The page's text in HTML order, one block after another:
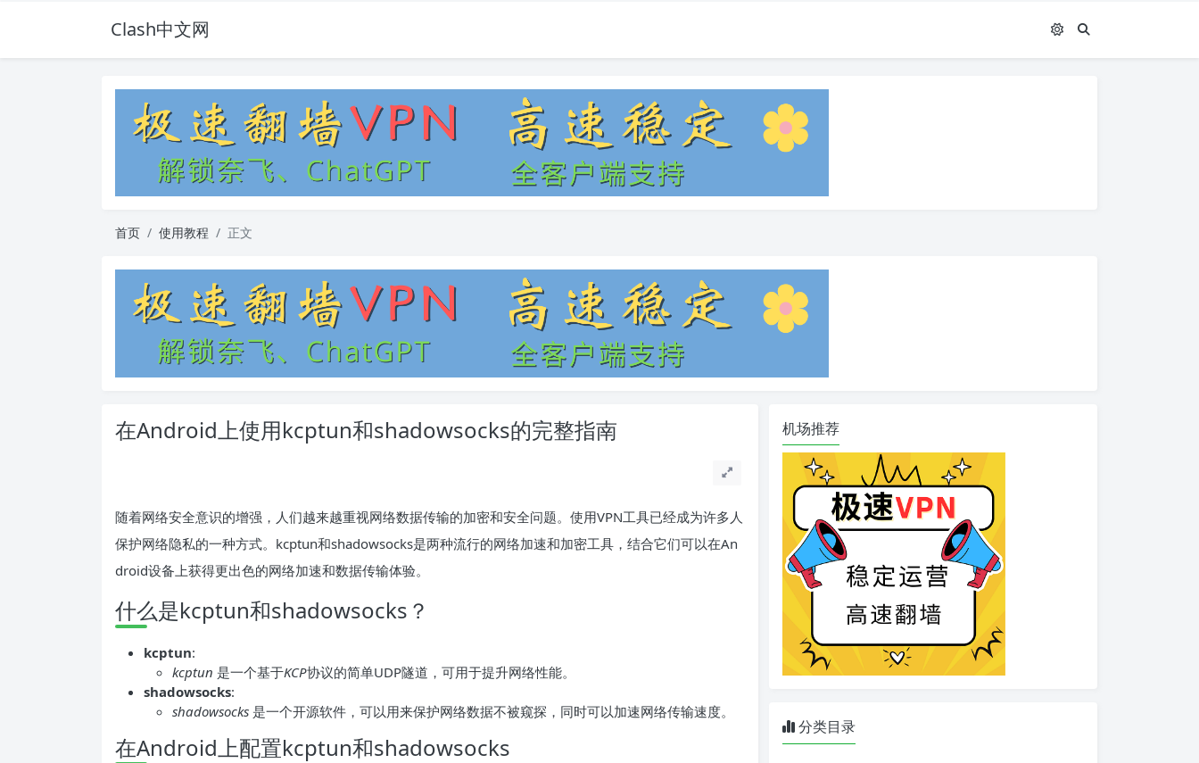
Clash中文网
首页 使用教程 正文
在Android上使用kcptun和shadowsocks的完整指南
随着网络安全意识的增强，人们越来越重视网络数据传输的加密和安全问题。使用VPN工具已经成为许多人
保护网络隐私的一种方式。kcptun和shadowsocks是两种流行的网络加速和加密工具，结合它们可以在An
droid设备上获得更出色的网络加速和数据传输体验。
什么是kcptun和shadowsocks？
kcptun:
kcptun 是一个基于KCP协议的简单UDP隧道，可用于提升网络性能。
shadowsocks:
shadowsocks 是一个开源软件，可以用来保护网络数据不被窥探，同时可以加速网络传输速度。
在Android上配置kcptun和shadowsocks
机场推荐
分类目录